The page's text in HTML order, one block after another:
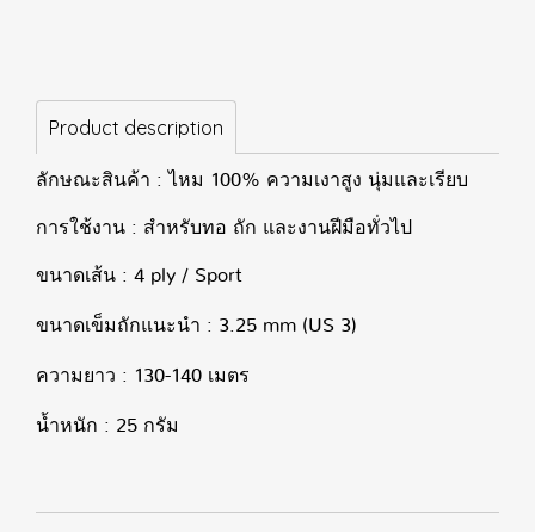
Product description
ลักษณะสินค้า : ไหม 100% ความเงาสูง นุ่มและเรียบ
การใช้งาน : สำหรับทอ ถัก และงานฝีมือทั่วไป
ขนาดเส้น : 4 ply / Sport
ขนาดเข็มถักแนะนำ : 3.25 mm (US 3)
ความยาว : 130-140 เมตร
น้ำหนัก : 25 กรัม